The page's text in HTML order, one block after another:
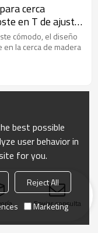
cerca
en T de ajuste
amarillo
cómodo, el diseño
la cerca de madera
Enviar consulta
best possible
user behavior in
for you.
Reject All
Marketing